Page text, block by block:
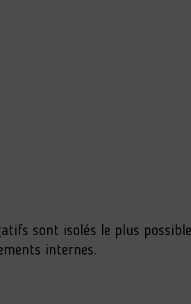
sont isolés le plus
internes.